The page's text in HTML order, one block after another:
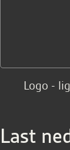
Logo -
Last